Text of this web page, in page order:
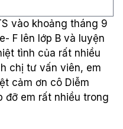
vào khoảng tháng 9
F lên lớp B và luyện
tình của rất nhiều
chị tư vấn viên, em
cảm ơn cô Diễm
đỡ em rất nhiều trong